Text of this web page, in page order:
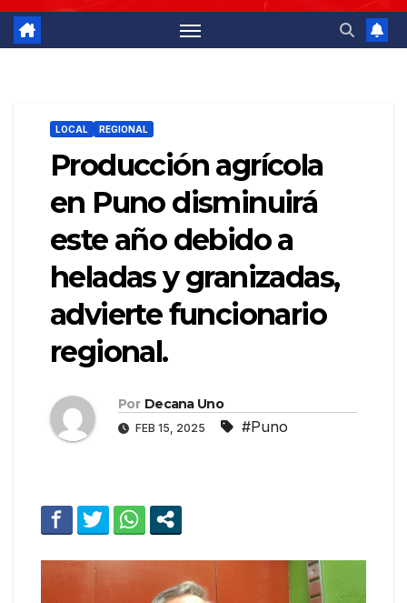
LOCAL REGIONAL
Producción agrícola
en Puno disminuirá
este año debido a
heladas y granizadas,
advierte funcionario
regional.
Por Decana Uno
FEB 15, 2025 #Puno